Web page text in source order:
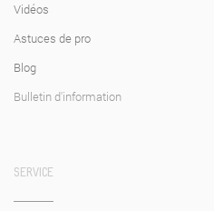
Vidéos
Astuces de pro
Blog
Bulletin d'information
SERVICE